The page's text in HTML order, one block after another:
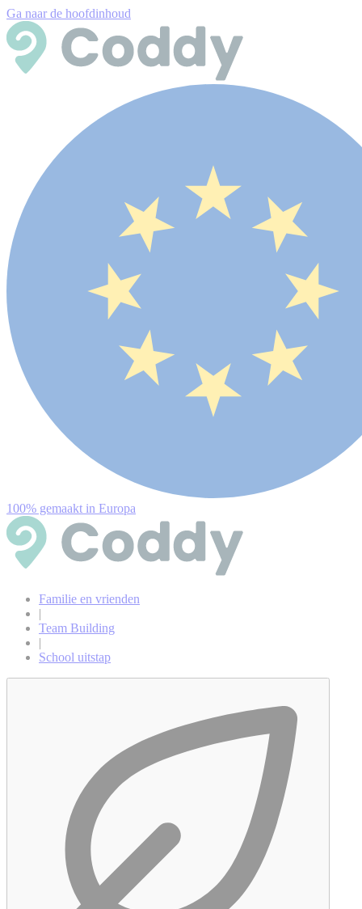
Ga naar de hoofdinhoud
100% gemaakt in Europa
Familie en vrienden
|
Team Building
|
School uitstap